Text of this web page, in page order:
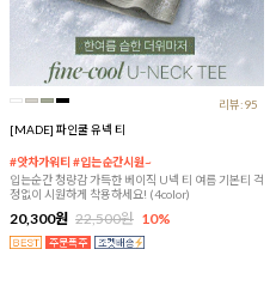
리뷰:95
[MADE] 파인쿨 유넥 티
#앗차가워티 #입는순간시원~
입는순간 청량감 가득한 베이직 U넥 티 여름 기본티 걱
정없이 시원하게 착용하세요! (4color)
20,300원 22,500원 10%